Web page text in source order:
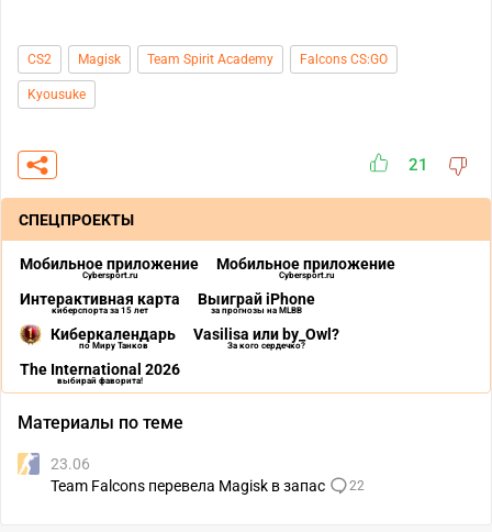
CS2 Magisk Team Spirit Academy Falcons CS:GO
Kyousuke
21
СПЕЦПРОЕКТЫ
Мобильное приложение
Cybersport.ru
Мобильное приложение
Cybersport.ru
Интерактивная карта
киберспорта за 15 лет
Выиграй iPhone
за прогнозы на MLBB
Киберкалендарь
по Миру Танков
Vasilisa или by_Owl?
За кого сердечко?
The International 2026
выбирай фаворита!
Материалы по теме
23.06
Team Falcons перевела Magisk в запас
22